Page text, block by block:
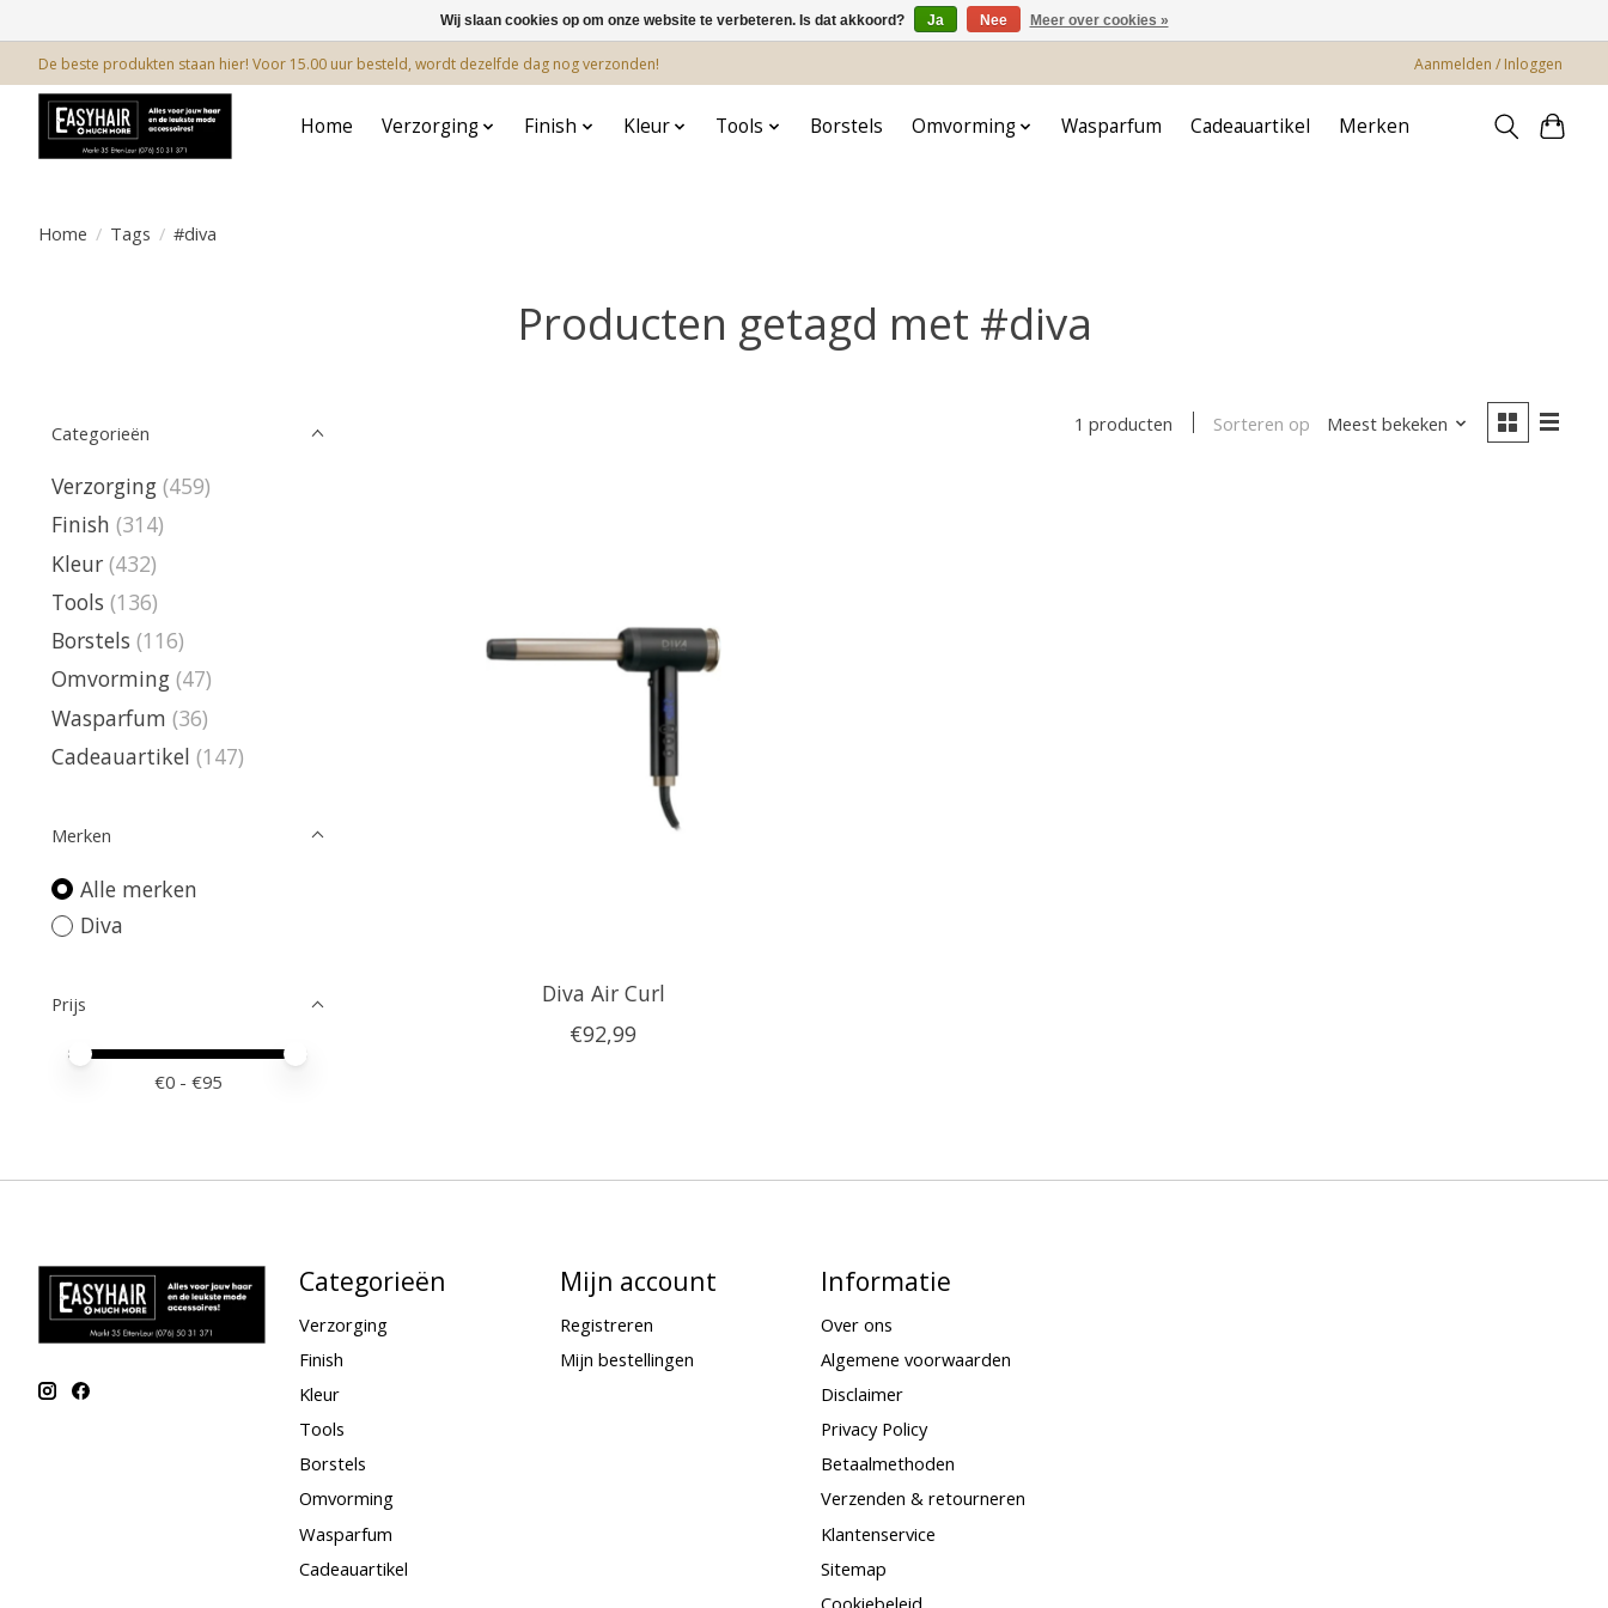
De beste produkten staan hier! Voor 15.00 uur besteld, wordt dezelfde dag nog verzonden! Aanmelden / Inloggen
Home Verzorging Finish Kleur Tools Borstels Omvorming Wasparfum Cadeauartikel Merken
Home / Tags / #diva
Producten getagd met #diva
Categorieën
Verzorging (459)
Finish (314)
Kleur (432)
Tools (136)
Borstels (116)
Omvorming (47)
Wasparfum (36)
Cadeauartikel (147)
Merken
Alle merken
Diva
Prijs
Minimale prijswaarde
Price maximum value
€0 - €95
1 producten Sorteren op Meest bekeken
Diva Air Curl
€92,99
Categorieën
Verzorging
Finish
Kleur
Tools
Borstels
Omvorming
Wasparfum
Cadeauartikel
Mijn account
Registreren
Mijn bestellingen
Informatie
Over ons
Algemene voorwaarden
Disclaimer
Privacy Policy
Betaalmethoden
Verzenden & retourneren
Klantenservice
Sitemap
Cookiebeleid
Wij slaan cookies op om onze website te verbeteren. Is dat akkoord? Ja Nee Meer over cookies »